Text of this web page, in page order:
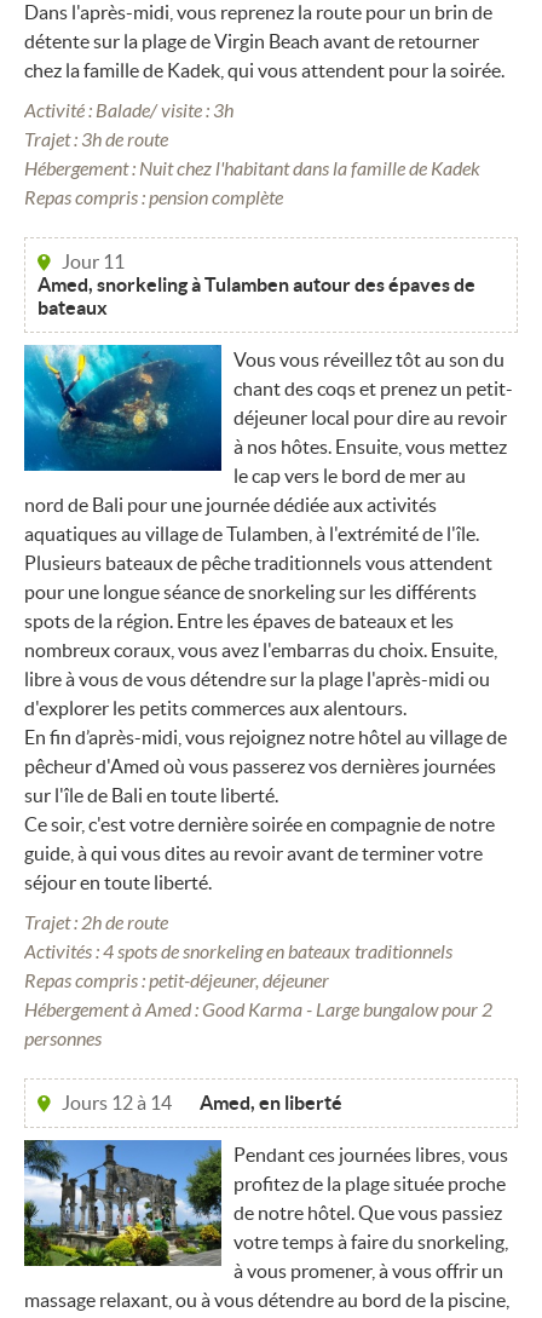
Dans l'après-midi, vous reprenez la route pour un brin de
détente sur la plage de Virgin Beach avant de retourner
chez la famille de Kadek, qui vous attendent pour la soirée.
Activité : Balade/ visite : 3h
Trajet : 3h de route
Hébergement : Nuit chez l'habitant dans la famille de Kadek
Repas compris : pension complète
Jour 11
Amed, snorkeling à Tulamben autour des épaves de
bateaux
Vous vous réveillez tôt au son du
chant des coqs et prenez un petit-
déjeuner local pour dire au revoir
à nos hôtes. Ensuite, vous mettez
le cap vers le bord de mer au
nord de Bali pour une journée dédiée aux activités
aquatiques au village de Tulamben, à l'extrémité de l'île.
Plusieurs bateaux de pêche traditionnels vous attendent
pour une longue séance de snorkeling sur les différents
spots de la région. Entre les épaves de bateaux et les
nombreux coraux, vous avez l'embarras du choix. Ensuite,
libre à vous de vous détendre sur la plage l'après-midi ou
d'explorer les petits commerces aux alentours.
En fin d’après-midi, vous rejoignez notre hôtel au village de
pêcheur d'Amed où vous passerez vos dernières journées
sur l'île de Bali en toute liberté.
Ce soir, c'est votre dernière soirée en compagnie de notre
guide, à qui vous dites au revoir avant de terminer votre
séjour en toute liberté.
Trajet : 2h de route
Activités : 4 spots de snorkeling en bateaux traditionnels
Repas compris : petit-déjeuner, déjeuner
Hébergement à Amed : Good Karma - Large bungalow pour 2
personnes
Jours 12 à 14 Amed, en liberté
Pendant ces journées libres, vous
profitez de la plage située proche
de notre hôtel. Que vous passiez
votre temps à faire du snorkeling,
à vous promener, à vous offrir un
massage relaxant, ou à vous détendre au bord de la piscine,